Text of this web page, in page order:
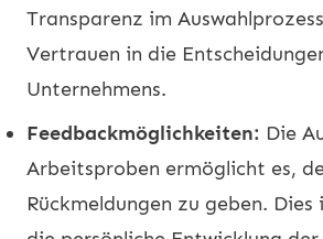
Transparenz im
Vertrauen in die
Unternehmens.
Feedbackmöglichkeiten: Die
Arbeitsproben ermöglicht es,
Rückmeldungen zu geben.